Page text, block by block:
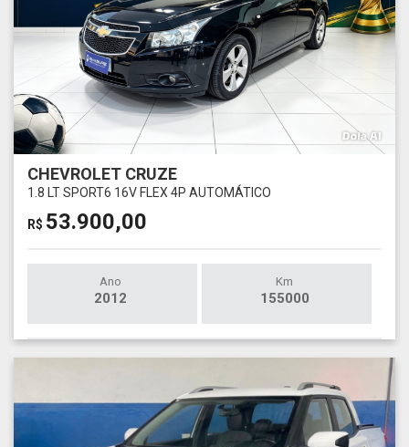
CHEVROLET CRUZE
1.8 LT SPORT6 16V FLEX 4P AUTOMÁTICO
R$ 53.900,00
Ano
2012
Km
155000